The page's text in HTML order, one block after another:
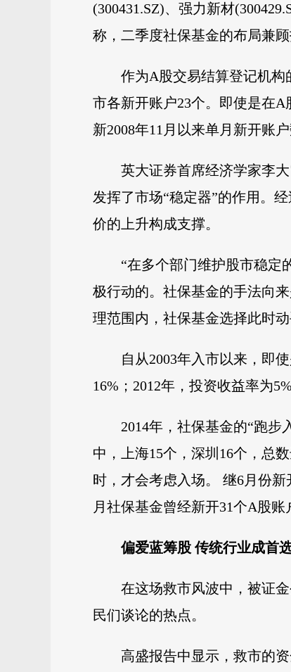
(300431.SZ)、强力新材
称，二季度社保基金的布局兼顾
作为A股交易结算登记机构
市各新开账户23个。即使是在
新2008年11月以来单月新开账户
英大证券首席经济学家李
发挥了市场“稳定器”的作用。
价的上升构成支撑。
“在多个部门维护股市稳定
极行动的。社保基金的手法向
理范围内，社保基金选择此时
自从2003年入市以来，即
16%；2012年，投资收益率为
2014年，社保基金的“跑步
中，上海15个，深圳16个，总
时，才会考虑入场。 继6月份
月社保基金曾经新开31个A股
偏爱蓝筹股 传统行业成首
在这场救市风波中，被证
民们谈论的热点。
高盛报告中显示，救市的